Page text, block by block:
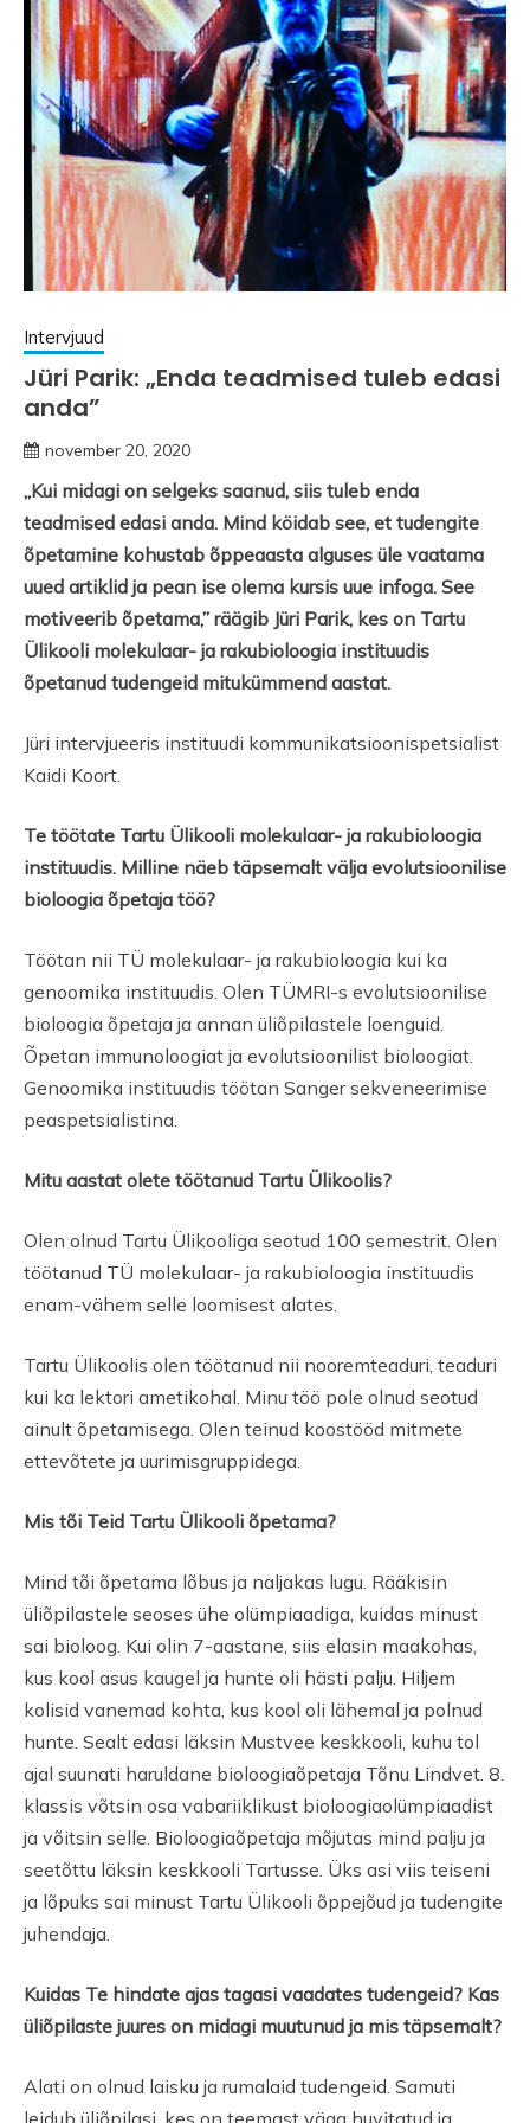
Intervjuud
Jüri Parik: „Enda teadmised tuleb edasi
anda”
november 20, 2020
„Kui midagi on selgeks saanud, siis tuleb enda
teadmised edasi anda. Mind köidab see, et tudengite
õpetamine kohustab õppeaasta alguses üle vaatama
uued artiklid ja pean ise olema kursis uue infoga. See
motiveerib õpetama,” räägib Jüri Parik, kes on Tartu
Ülikooli molekulaar- ja rakubioloogia instituudis
õpetanud tudengeid mitukümmend aastat.
Jüri intervjueeris instituudi kommunikatsioonispetsialist
Kaidi Koort.
Te töötate Tartu Ülikooli molekulaar- ja rakubioloogia
instituudis. Milline näeb täpsemalt välja evolutsioonilise
bioloogia õpetaja töö?
Töötan nii TÜ molekulaar- ja rakubioloogia kui ka
genoomika instituudis. Olen TÜMRI-s evolutsioonilise
bioloogia õpetaja ja annan üliõpilastele loenguid.
Õpetan immunoloogiat ja evolutsioonilist bioloogiat.
Genoomika instituudis töötan Sanger sekveneerimise
peaspetsialistina.
Mitu aastat olete töötanud Tartu Ülikoolis?
Olen olnud Tartu Ülikooliga seotud 100 semestrit. Olen
töötanud TÜ molekulaar- ja rakubioloogia instituudis
enam-vähem selle loomisest alates.
Tartu Ülikoolis olen töötanud nii nooremteaduri, teaduri
kui ka lektori ametikohal. Minu töö pole olnud seotud
ainult õpetamisega. Olen teinud koostööd mitmete
ettevõtete ja uurimisgruppidega.
Mis tõi Teid Tartu Ülikooli õpetama?
Mind tõi õpetama lõbus ja naljakas lugu. Rääkisin
üliõpilastele seoses ühe olümpiaadiga, kuidas minust
sai bioloog. Kui olin 7-aastane, siis elasin maakohas,
kus kool asus kaugel ja hunte oli hästi palju. Hiljem
kolisid vanemad kohta, kus kool oli lähemal ja polnud
hunte. Sealt edasi läksin Mustvee keskkooli, kuhu tol
ajal suunati haruldane bioloogiaõpetaja Tõnu Lindvet. 8.
klassis võtsin osa vabariiklikust bioloogiaolümpiaadist
ja võitsin selle. Bioloogiaõpetaja mõjutas mind palju ja
seetõttu läksin keskkooli Tartusse. Üks asi viis teiseni
ja lõpuks sai minust Tartu Ülikooli õppejõud ja tudengite
juhendaja.
Kuidas Te hindate ajas tagasi vaadates tudengeid? Kas
üliõpilaste juures on midagi muutunud ja mis täpsemalt?
Alati on olnud laisku ja rumalaid tudengeid. Samuti